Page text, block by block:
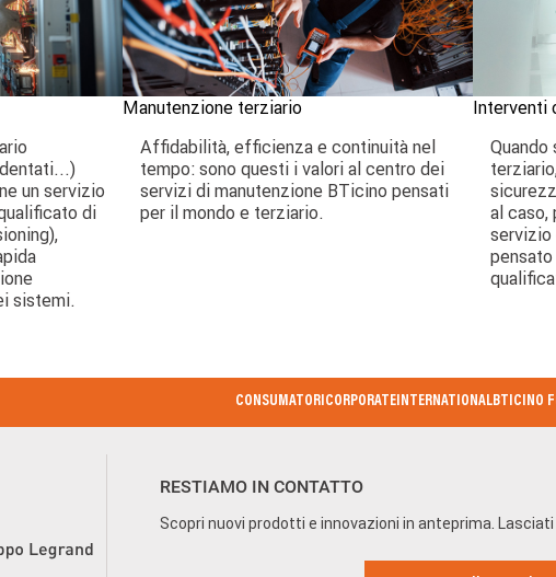
un servizio
di
sistemi.
Manutenzione terziario
Affidabilità, efficienza e continuità nel
tempo: sono questi i valori al centro dei
servizi di manutenzione BTicino pensati
per il mondo e terziario.
Interventi
al caso,
servizio
CONSUMATORICORPORATEINTERNATIONALBTICINO
RESTIAMO IN CONTATTO
Scopri nuovi prodotti e innovazioni in anteprima.